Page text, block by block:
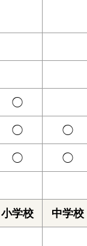
◯
◯ ◯
◯ ◯
小学校 中学校